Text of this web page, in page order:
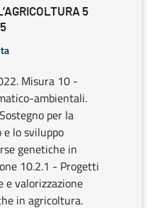
5
Misura 10 -
ambientali.
per la
e lo sviluppo
genetiche in
10.2.1 - Progetti
e valorizzazione
in agricoltura.